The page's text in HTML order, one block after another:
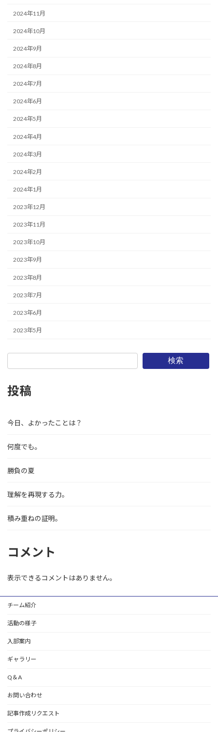
2024年11月
2024年10月
2024年9月
2024年8月
2024年7月
2024年6月
2024年5月
2024年4月
2024年3月
2024年2月
2024年1月
2023年12月
2023年11月
2023年10月
2023年9月
2023年8月
2023年7月
2023年6月
2023年5月
検索
投稿
今日、よかったことは？
何度でも。
勝負の夏
理解を再現する力。
積み重ねの証明。
コメント
表示できるコメントはありません。
チーム紹介
活動の様子
入部案内
ギャラリー
Q＆A
お問い合わせ
記事作成リクエスト